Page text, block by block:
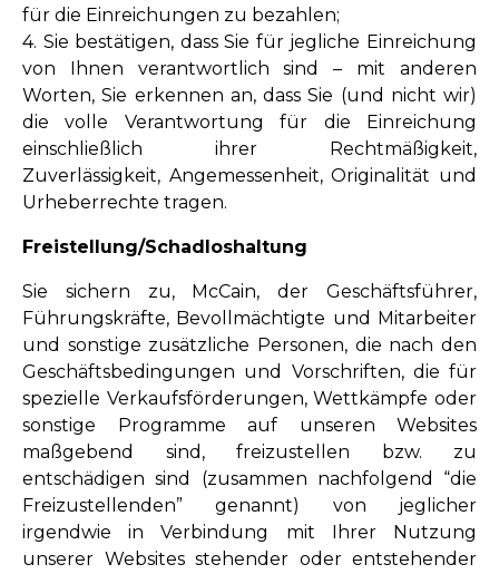
für die Einreichungen zu bezahlen;
4. Sie bestätigen, dass Sie für jegliche Einreichung
von Ihnen verantwortlich sind – mit anderen
Worten, Sie erkennen an, dass Sie (und nicht wir)
die volle Verantwortung für die Einreichung
einschließlich ihrer Rechtmäßigkeit,
Zuverlässigkeit, Angemessenheit, Originalität und
Urheberrechte tragen.
Freistellung/Schadloshaltung
Sie sichern zu, McCain, der Geschäftsführer,
Führungskräfte, Bevollmächtigte und Mitarbeiter
und sonstige zusätzliche Personen, die nach den
Geschäftsbedingungen und Vorschriften, die für
spezielle Verkaufsförderungen, Wettkämpfe oder
sonstige Programme auf unseren Websites
maßgebend sind, freizustellen bzw. zu
entschädigen sind (zusammen nachfolgend “die
Freizustellenden” genannt) von jeglicher
irgendwie in Verbindung mit Ihrer Nutzung
unserer Websites stehender oder entstehender